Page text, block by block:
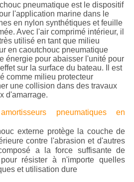
pneumatique est le dispositif
l'application marine dans le
en nylon synthétiques et feuille
Avec l'air comprimé intérieur, il
utilisé en tant que milieu
en caoutchouc pneumatique
énergie pour abaisser l'unité pour
sur la surface du bateau. Il est
comme milieu protecteur
une collision dans des travaux
d'amarrage.
pneumatiques en
externe protège la couche de
contre l'abrasion et d'autres
a la force suffisante de
résister à n'importe quelles
et utilisation dure